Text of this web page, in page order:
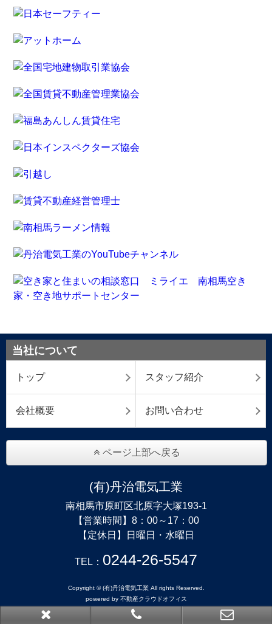
当社について
トップ スタッフ紹介
会社概要 お問い合わせ
ページ上部へ戻る
(有)丹治電気工業
南相馬市原町区北原字大塚193-1
【営業時間】8：00～17：00
【定休日】日曜日・水曜日
TEL： 0244-26-5547
Copyright © (有)丹治電気工業 All rights Reserved.
powered by 不動産クラウドオフィス